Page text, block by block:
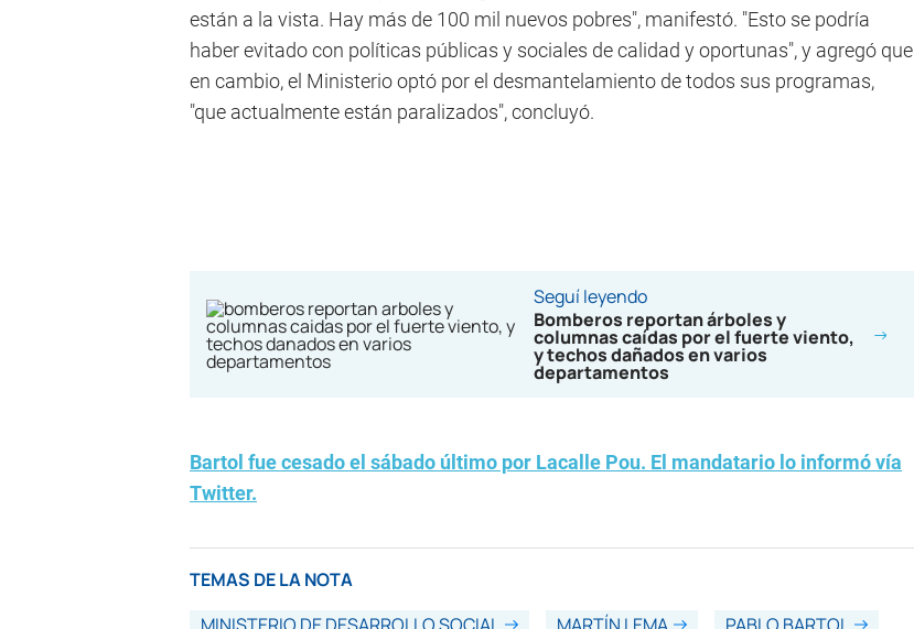
están a la vista. Hay más de 100 mil nuevos pobres", manifestó. "Esto se podría
haber evitado con políticas públicas y sociales de calidad y oportunas", y agregó que
en cambio, el Ministerio optó por el desmantelamiento de todos sus programas,
"que actualmente están paralizados", concluyó.
Seguí leyendo
Bomberos reportan árboles y
columnas caídas por el fuerte viento,
y techos dañados en varios
departamentos
Bartol fue cesado el sábado último por Lacalle Pou. El mandatario lo informó vía
Twitter.
TEMAS DE LA NOTA